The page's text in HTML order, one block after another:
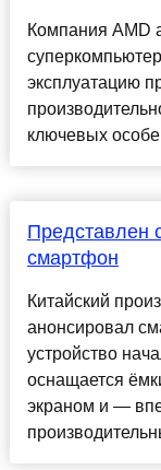
Компания AMD
эксплуатацию
ключевых
Представлен
смартфон
Китайский
анонсировал
устройство
оснащается
экраном и —